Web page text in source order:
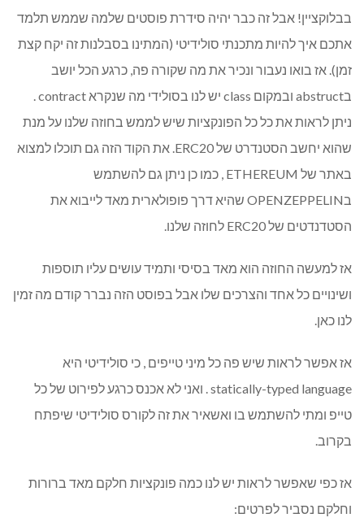
בבלוקציין! אבל זה כבר יהיה סידרת פוסטים שלמה שממש תלמד
אתכם איך להיות מתכנתי סולידיטי (המתינו בסבלנות זה יקח קצת
זמן). אז בואו נעבור ונכיר את מה שקורה פה, כרגע הכל יושב
בabstruct ובמקום class יש לנו בסולידי מה שנקרא contract .
ניתן לראות את כל כל הפונקציות שיש לממש בחוזה שלנו על מנת
שהוא יחשב הסטנדרט של ERC20. את הקוד הזה גם תוכלו למצוא
באתר של ETHEREUM , כמו כן ניתן גם להשתמש
בOPENZEPPELIN שהיא דרך פופולארית מאד לייבוא את
הסטדנדטים של ERC20 לחוזה שלנו.
אז למעשה החוזה הוא מאד בסיסי ותמיד עושים עליו תוספות
ושינויים כל אחד והצרכים שלו אבל בפוסט הזה נברר קודם מה זמין
לנו כאן.
אז אפשר לראות שיש פה כל מיני טייפים , כי סולידיטי היא
statically-typed language . ואני לא אכנס כרגע לפירוט של כל
טייפ ומתי להשתמש בו ואשאיר את זה לקורס סולידיטי שיפתח
בקרוב.
אז כפי שאפשר לראות יש לנו כמה פונקציות חלקם מאד ברורות
וחלקם נסביר לפרטים: